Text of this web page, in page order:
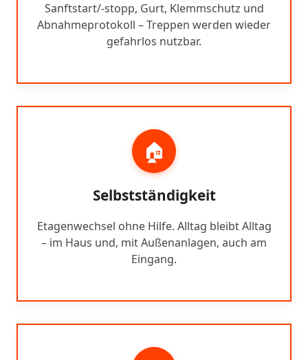
Sanftstart/-stopp, Gurt, Klemmschutz und
Abnahmeprotokoll – Treppen werden wieder
gefahrlos nutzbar.
🏠
Selbstständigkeit
Etagenwechsel ohne Hilfe. Alltag bleibt Alltag
– im Haus und, mit Außenanlagen, auch am
Eingang.